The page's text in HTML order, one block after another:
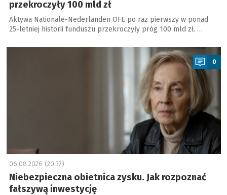
przekroczyły 100 mld zł
Aktywa Nationale-Nederlanden OFE po raz pierwszy w ponad
25-letniej historii funduszu przekroczyły próg 100 mld zł. …
a
0
06.08.2026 (20:37)
Niebezpieczna obietnica zysku. Jak rozpoznać
fałszywą inwestycję